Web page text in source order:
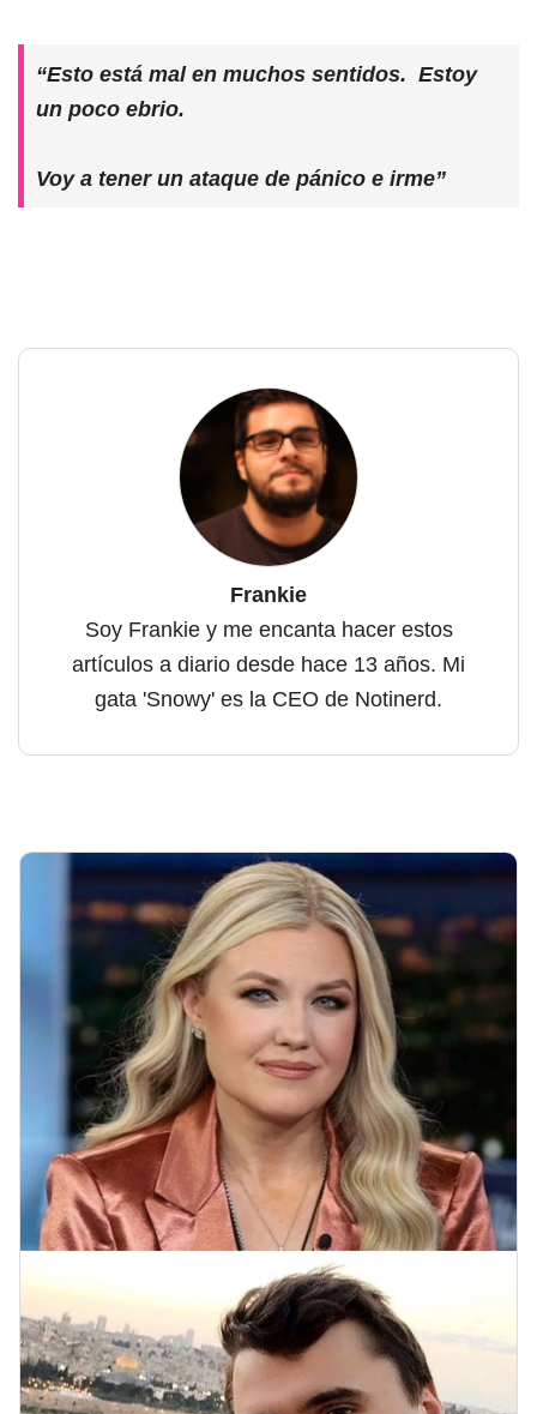
“Esto está mal en muchos sentidos. Estoy
un poco ebrio.
Voy a tener un ataque de pánico e irme”
Frankie
Soy Frankie y me encanta hacer estos
artículos a diario desde hace 13 años. Mi
gata 'Snowy' es la CEO de Notinerd.